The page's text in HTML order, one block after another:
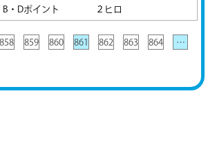
B・Dポイント ２ヒロ
858 859 860 861 862 863 864
…